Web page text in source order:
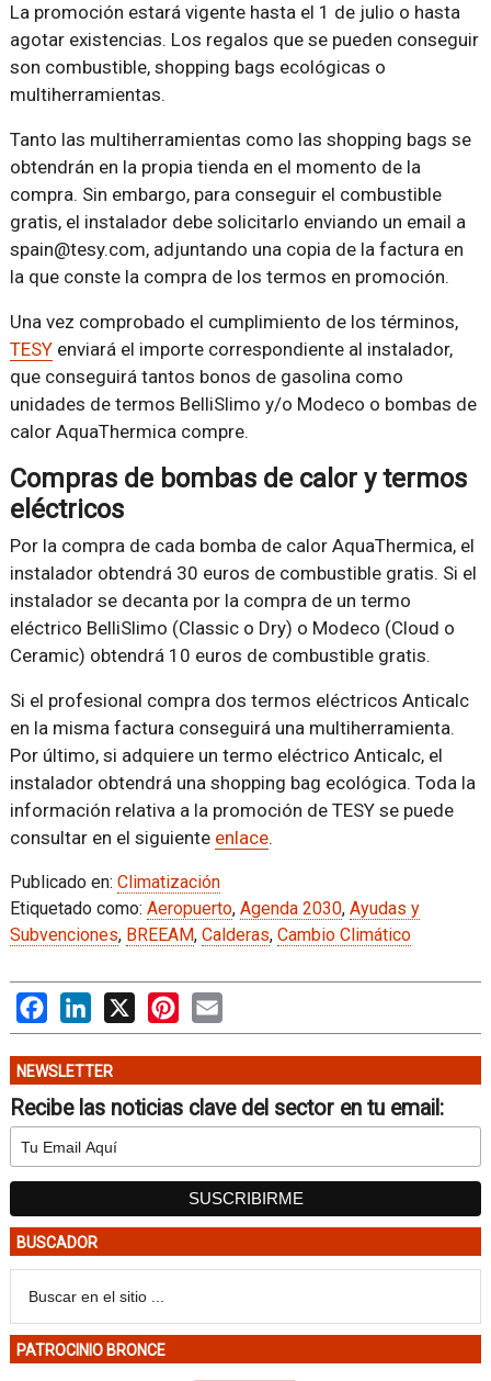
La promoción estará vigente hasta el 1 de julio o hasta
agotar existencias. Los regalos que se pueden conseguir
son combustible, shopping bags ecológicas o
multiherramientas.
Tanto las multiherramientas como las shopping bags se
obtendrán en la propia tienda en el momento de la
compra. Sin embargo, para conseguir el combustible
gratis, el instalador debe solicitarlo enviando un email a
spain@tesy.com, adjuntando una copia de la factura en
la que conste la compra de los termos en promoción.
Una vez comprobado el cumplimiento de los términos,
TESYenviará el importe correspondiente al instalador,
que conseguirá tantos bonos de gasolina como
unidades de termos BelliSlimo y/o Modeco o bombas de
calor AquaThermica compre.
Compras de bombas de calor y termos
eléctricos
Por la compra de cada bomba de calor AquaThermica, el
instalador obtendrá 30 euros de combustible gratis. Si el
instalador se decanta por la compra de un termo
eléctrico BelliSlimo (Classic o Dry) o Modeco (Cloud o
Ceramic) obtendrá 10 euros de combustible gratis.
Si el profesional compra dos termos eléctricos Anticalc
en la misma factura conseguirá una multiherramienta.
Por último, si adquiere un termo eléctrico Anticalc, el
instalador obtendrá una shopping bag ecológica. Toda la
información relativa a la promoción de TESY se puede
consultar en el siguiente enlace.
Publicado en: Climatización
Etiquetado como: Aeropuerto, Agenda 2030, Ayudas y
Subvenciones, BREEAM, Calderas, Cambio Climático
FacebookLinkedIn
X PinterestEmail
NEWSLETTER
Recibe las noticias clave del sector en tu email:
BUSCADOR
PATROCINIO BRONCE